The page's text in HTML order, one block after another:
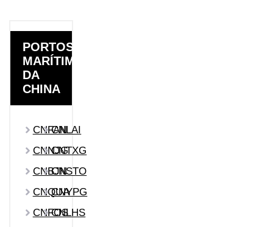
PORTOS
MARÍTIMOS
DA
CHINA
CNFANCNLAI
CNNJGCNTXG
CNBJNCNSTO
CNQUACNYPG
CNFOSCNLHS